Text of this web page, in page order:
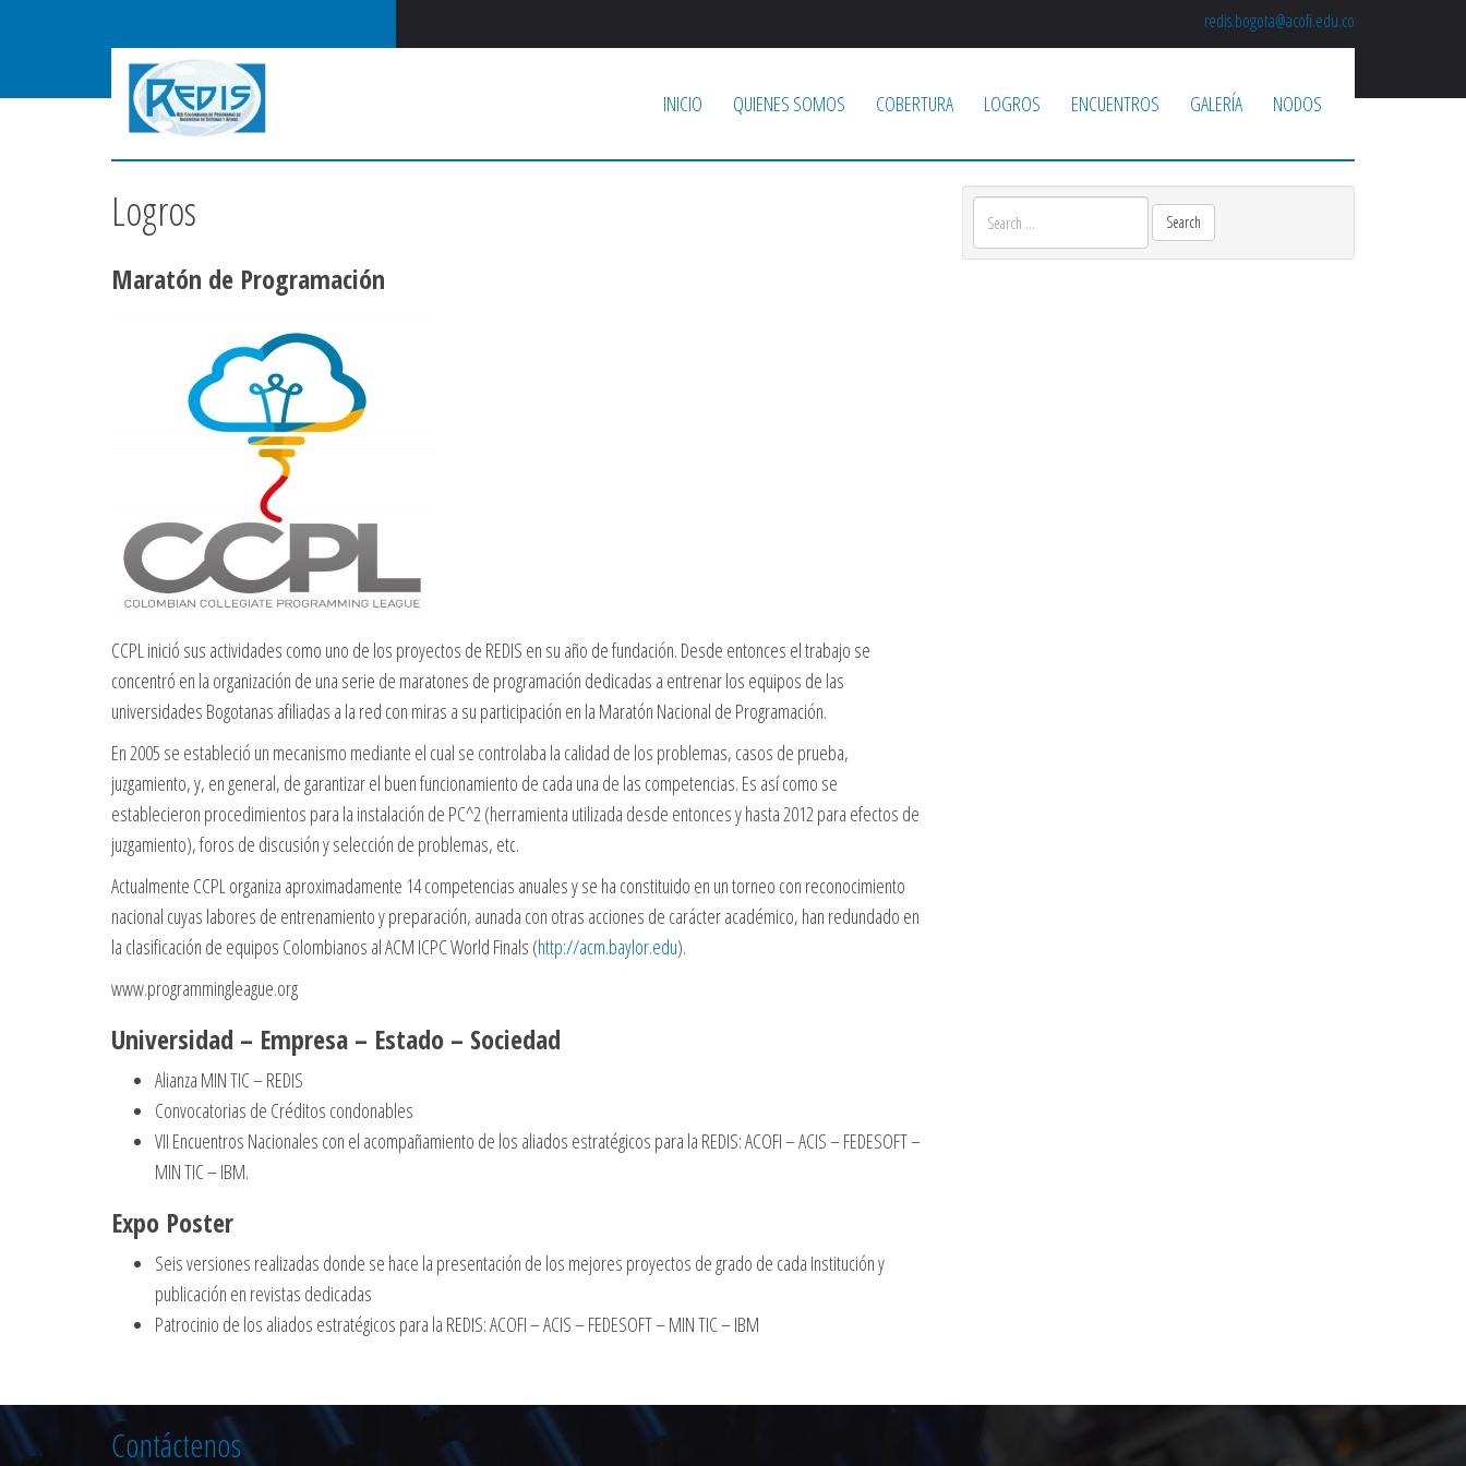
redis.bogota@acofi.edu.co
INICIO QUIENES SOMOS COBERTURA LOGROS ENCUENTROS GALERÍA NODOS
Logros
Maratón de Programación
CCPL inició sus actividades como uno de los proyectos de REDIS en su año de fundación. Desde entonces el trabajo se
concentró en la organización de una serie de maratones de programación dedicadas a entrenar los equipos de las
universidades Bogotanas afiliadas a la red con miras a su participación en la Maratón Nacional de Programación.
En 2005 se estableció un mecanismo mediante el cual se controlaba la calidad de los problemas, casos de prueba,
juzgamiento, y, en general, de garantizar el buen funcionamiento de cada una de las competencias. Es así como se
establecieron procedimientos para la instalación de PC^2 (herramienta utilizada desde entonces y hasta 2012 para efectos de
juzgamiento), foros de discusión y selección de problemas, etc.
Actualmente CCPL organiza aproximadamente 14 competencias anuales y se ha constituido en un torneo con reconocimiento
nacional cuyas labores de entrenamiento y preparación, aunada con otras acciones de carácter académico, han redundado en
la clasificación de equipos Colombianos al ACM ICPC World Finals (http://acm.baylor.edu).
www.programmingleague.org
Universidad – Empresa – Estado – Sociedad
Alianza MIN TIC – REDIS
Convocatorias de Créditos condonables
VII Encuentros Nacionales con el acompañamiento de los aliados estratégicos para la REDIS: ACOFI – ACIS – FEDESOFT –
MIN TIC – IBM.
Expo Poster
Seis versiones realizadas donde se hace la presentación de los mejores proyectos de grado de cada Institución y
publicación en revistas dedicadas
Patrocinio de los aliados estratégicos para la REDIS: ACOFI – ACIS – FEDESOFT – MIN TIC – IBM
Contáctenos